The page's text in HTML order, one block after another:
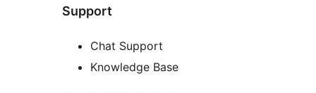
Support
Chat Support
Knowledge Base